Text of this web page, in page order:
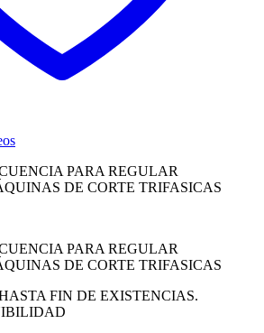
PARA REGULAR
DE CORTE TRIFASICAS
PARA REGULAR
DE CORTE TRIFASICAS
FIN DE EXISTENCIAS.